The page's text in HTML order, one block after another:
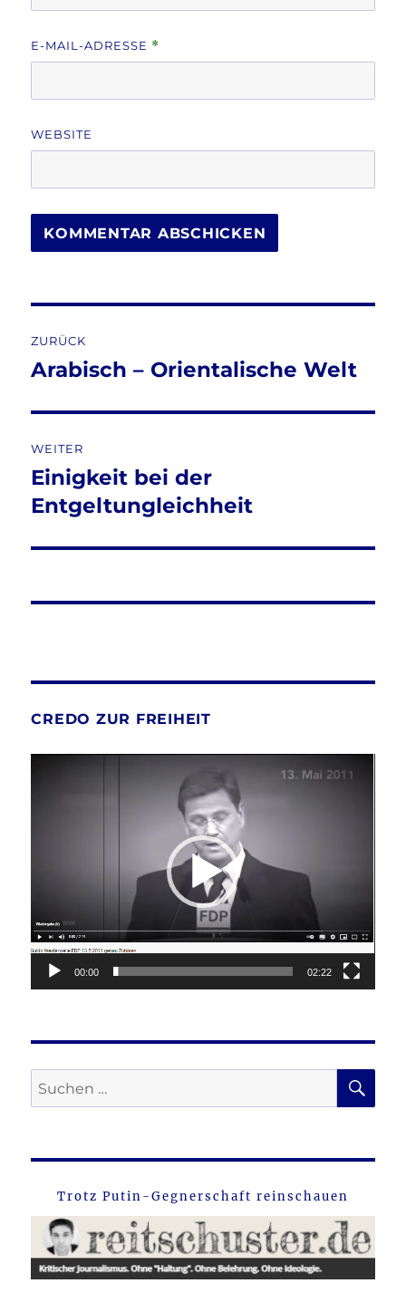
E-MAIL-ADRESSE *
WEBSITE
ZURÜCK
Vorheriger
Arabisch – Orientalische Welt
WEITER
Nächster
Beitrag:
Einigkeit bei der
Entgeltungleichheit
CREDO ZUR FREIHEIT
00:00 02:22
Suche
nach:
Trotz Putin-Gegnerschaft reinschauen